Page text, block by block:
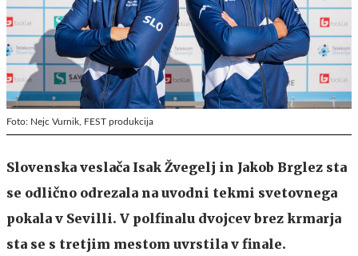
Foto: Nejc Vurnik, FEST produkcija
Slovenska veslača Isak Žvegelj in Jakob Brglez sta
se odlično odrezala na uvodni tekmi svetovnega
pokala v Sevilli. V polfinalu dvojcev brez krmarja
sta se s tretjim mestom uvrstila v finale.